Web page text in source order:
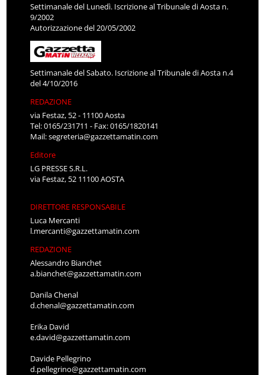
Settimanale del Lunedì. Iscrizione al Tribunale di Aosta n.
9/2002
Autorizzazione del 20/05/2002
Settimanale del Sabato. Iscrizione al Tribunale di Aosta n.4
del 4/10/2016
REDAZIONE
via Festaz, 52 - 11100 Aosta
Tel: 0165/231711 - Fax: 0165/1820141
Mail:segreteria@gazzettamatin.com
Editore
LG PRESSE S.R.L.
via Festaz, 52 11100 AOSTA
DIRETTORE RESPONSABILE
Luca Mercanti
l.mercanti@gazzettamatin.com
REDAZIONE
Alessandro Bianchet
a.bianchet@gazzettamatin.com
Danila Chenal
d.chenal@gazzettamatin.com
Erika David
e.david@gazzettamatin.com
Davide Pellegrino
d.pellegrino@gazzettamatin.com